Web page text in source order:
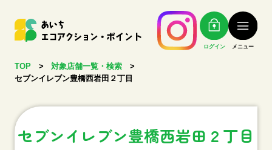
ログイン メニュー
TOP > 対象店舗一覧・検索
>
セブンイレブン豊橋西岩田２丁目
セブンイレブン豊橋西岩田２丁目